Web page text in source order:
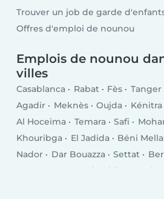
Trouver un job de garde
Offres d'emploi de nounou
Emplois de nounou
villes
Casablanca Rabat Fès Tanger
Agadir
Meknès Oujda Kénitra
Al Hoceima
Temara Safi
Khouribga
El Jadida Béni
Nador
Dar Bouazza Settat
Ksar El Kebir Larache